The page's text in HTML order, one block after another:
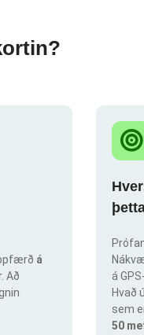
á
Að
á
Hvað
sem
50